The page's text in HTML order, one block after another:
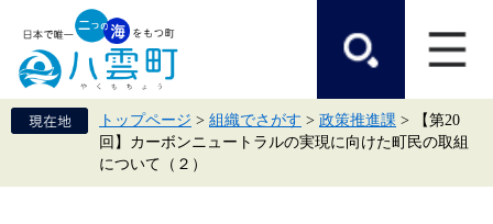
頭
で
飛
ば
本
トップページ > 組織でさがす > 政策推進課 >
【第20
回】カーボンニュートラルの実現に向けた町民の取組
について（２）